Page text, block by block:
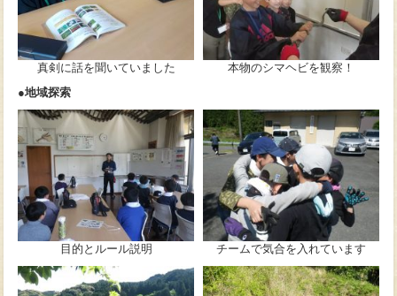
真剣に話を聞いていました
本物のシマヘビを観察！
●地域探索
目的とルール説明 チームで気合を入れています